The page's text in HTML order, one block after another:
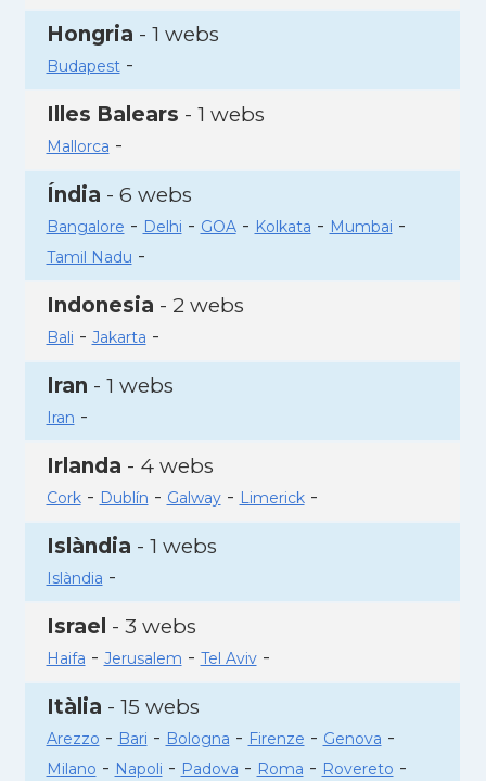
Hongria - 1 webs
Budapest-
Illes Balears - 1 webs
Mallorca -
Índia - 6 webs
Bangalore - Delhi - GOA- Kolkata - Mumbai -
Tamil Nadu -
Indonesia - 2 webs
Bali - Jakarta -
Iran - 1 webs
Iran -
Irlanda - 4 webs
Cork- Dublín - Galway- Limerick-
Islàndia - 1 webs
Islàndia -
Israel - 3 webs
Haifa - Jerusalem - Tel Aviv-
Itàlia - 15 webs
Arezzo - Bari - Bologna - Firenze - Genova -
Milano - Napoli - Padova - Roma - Rovereto -